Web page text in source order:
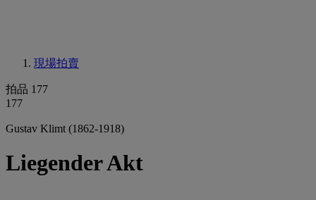
現場拍賣
拍品 177
177
Gustav Klimt (1862-1918)
Liegender Akt